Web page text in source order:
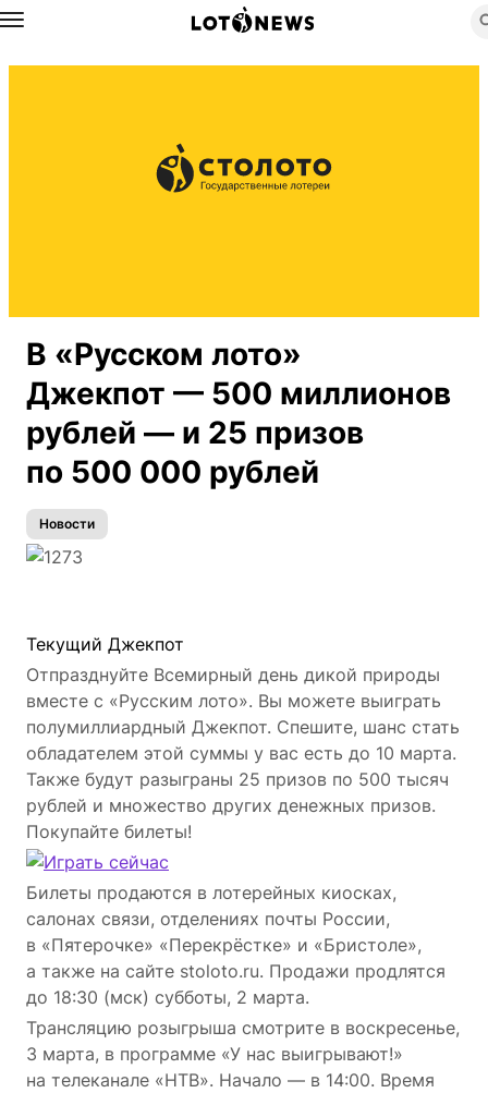
Назад
В «Русском лото»
Джекпот — 500 миллионов
рублей — и 25 призов
по 500 000 рублей
Новости
Текущий Джекпот
Отпразднуйте Всемирный день дикой природы
вместе с «Русским лото». Вы можете выиграть
полумиллиардный Джекпот. Спешите, шанс стать
обладателем этой суммы у вас есть до 10 марта.
Также будут разыграны 25 призов по 500 тысяч
рублей и множество других денежных призов.
Покупайте билеты!
Билеты продаются в лотерейных киосках,
салонах связи, отделениях почты России,
в «Пятерочке» «Перекрёстке» и «Бристоле»,
а также на сайте stoloto.ru. Продажи продлятся
до 18:30 (мск) субботы, 2 марта.
Трансляцию розыгрыша смотрите в воскресенье,
3 марта, в программе «У нас выигрывают!»
на телеканале «НТВ». Начало — в 14:00. Время